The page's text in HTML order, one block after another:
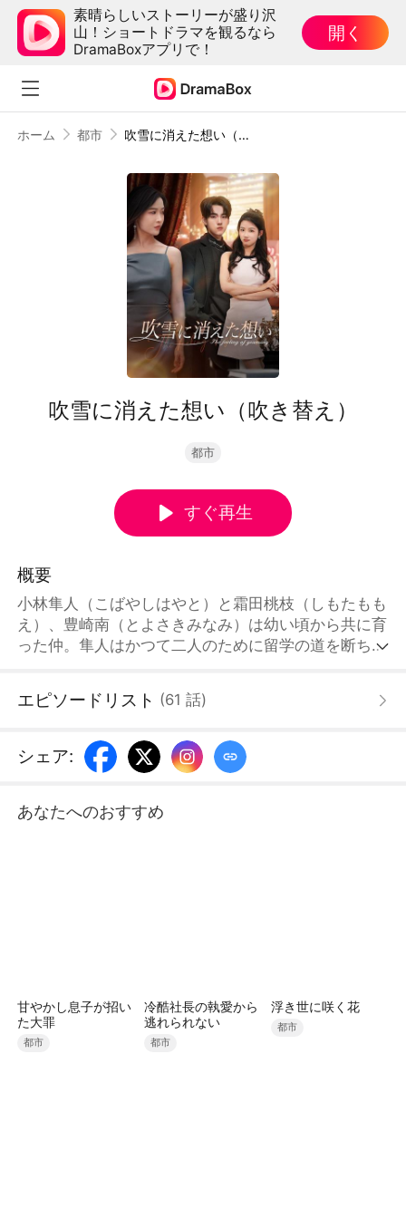
素晴らしいストーリーが盛り沢
山！ショートドラマを観るなら
DramaBoxアプリで！
開く
ホーム 都市 吹雪に消えた想い（吹き替え）
吹雪に消えた想い（吹き替え）
都市
すぐ再生
概要
小林隼人（こばやしはやと）と霜田桃枝（しもたもも
え）、豊崎南（とよさきみなみ）は幼い頃から共に育
った仲。隼人はかつて二人のために留学の道を断ち、
ようになった。積もり積もった失望の末、隼人はつい
送った二人は激しい後悔に苛まれ、「夫を追う火葬
場」という苦難の道を歩むこととなった。
エピソードリスト (61 話)
シェア:
あなたへのおすすめ
甘やかし息子が招い
た大罪
都市
冷酷社長の執愛から
逃れられない
都市
浮き世に咲く花
都市